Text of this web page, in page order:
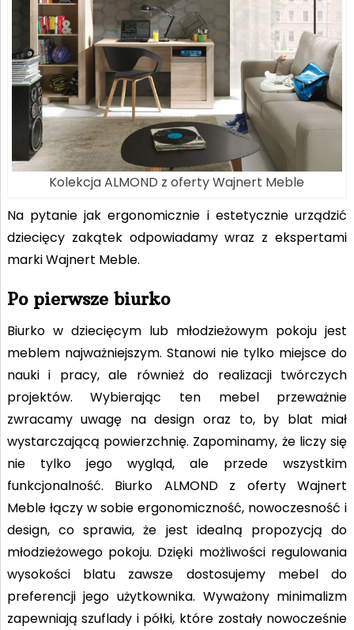
Kolekcja ALMOND z oferty Wajnert Meble
Na pytanie jak ergonomicznie i estetycznie urządzić
dziecięcy zakątek odpowiadamy wraz z ekspertami
marki Wajnert Meble.
Po pierwsze biurko
Biurko w dziecięcym lub młodzieżowym pokoju jest
meblem najważniejszym. Stanowi nie tylko miejsce do
nauki i pracy, ale również do realizacji twórczych
projektów. Wybierając ten mebel przeważnie
zwracamy uwagę na design oraz to, by blat miał
wystarczającą powierzchnię. Zapominamy, że liczy się
nie tylko jego wygląd, ale przede wszystkim
funkcjonalność. Biurko ALMOND z oferty Wajnert
Meble łączy w sobie ergonomiczność, nowoczesność i
design, co sprawia, że jest idealną propozycją do
młodzieżowego pokoju. Dzięki możliwości regulowania
wysokości blatu zawsze dostosujemy mebel do
preferencji jego użytkownika. Wyważony minimalizm
zapewniają szuflady i półki, które zostały nowocześnie